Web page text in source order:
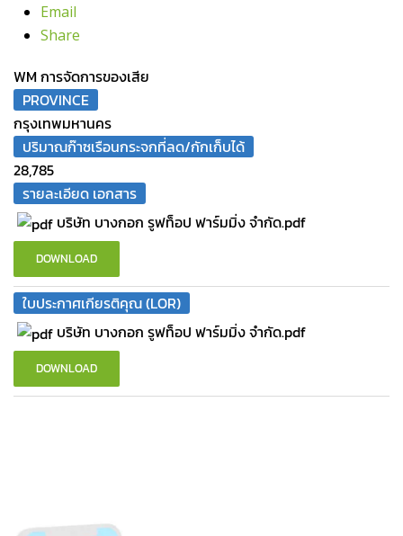
Email
Share
WM การจัดการของเสีย
PROVINCE
กรุงเทพมหานคร
ปริมาณก๊าซเรือนกระจกที่ลด/กักเก็บได้
28,785
รายละเอียด เอกสาร
บริษัท บางกอก รูฟท็อป ฟาร์มมิ่ง จํากัด.pdf
DOWNLOAD
ใบประกาศเกียรติคุณ (LOR)
บริษัท บางกอก รูฟท็อป ฟาร์มมิ่ง จำกัด.pdf
DOWNLOAD